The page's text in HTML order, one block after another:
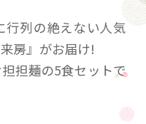
行列の絶えない人気
房』がお届け!
担麺の5食セットで